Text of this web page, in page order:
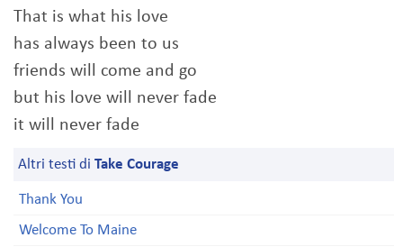
That is what his love
has always been to us
friends will come and go
but his love will never fade
it will never fade
Altri testi di Take Courage
Thank You
Welcome To Maine